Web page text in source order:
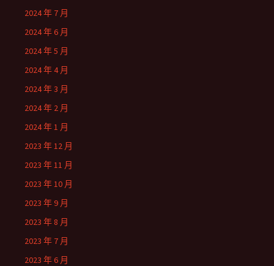
2024 年 7 月
2024 年 6 月
2024 年 5 月
2024 年 4 月
2024 年 3 月
2024 年 2 月
2024 年 1 月
2023 年 12 月
2023 年 11 月
2023 年 10 月
2023 年 9 月
2023 年 8 月
2023 年 7 月
2023 年 6 月